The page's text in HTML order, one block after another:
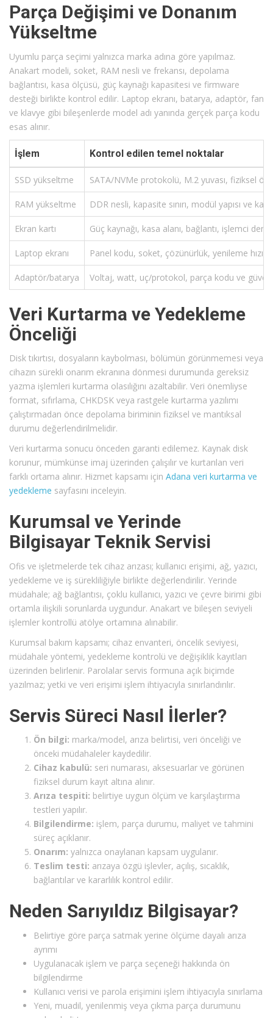
Parça Değişimi ve Donanım
Yükseltme
Uyumlu parça seçimi yalnızca marka adına göre yapılmaz.
Anakart modeli, soket, RAM nesli ve frekansı, depolama
bağlantısı, kasa ölçüsü, güç kaynağı kapasitesi ve firmware
desteği birlikte kontrol edilir. Laptop ekranı, batarya, adaptör, fan
ve klavye gibi bileşenlerde model adı yanında gerçek parça kodu
esas alınır.
İşlem Kontrol edilen temel noktalar
SSD yükseltme SATA/NVMe protokolü, M.2 yuvası, fiziksel
RAM yükseltme DDR nesli, kapasite sınırı, modül yapısı ve
Ekran kartı Güç kaynağı, kasa alanı, bağlantı, işlemci
Laptop ekranı Panel kodu, soket, çözünürlük, yenileme hızı
Adaptör/batarya Voltaj, watt, uç/protokol, parça kodu ve
Veri Kurtarma ve Yedekleme
Önceliği
Disk tıkırtısı, dosyaların kaybolması, bölümün görünmemesi veya
cihazın sürekli onarım ekranına dönmesi durumunda gereksiz
yazma işlemleri kurtarma olasılığını azaltabilir. Veri önemliyse
format, sıfırlama, CHKDSK veya rastgele kurtarma yazılımı
çalıştırmadan önce depolama biriminin fiziksel ve mantıksal
durumu değerlendirilmelidir.
Veri kurtarma sonucu önceden garanti edilemez. Kaynak disk
korunur, mümkünse imaj üzerinden çalışılır ve kurtarılan veri
farklı ortama alınır. Hizmet kapsamı için Adana veri kurtarma ve
yedekleme sayfasını inceleyin.
Kurumsal ve Yerinde
Bilgisayar Teknik Servisi
Ofis ve işletmelerde tek cihaz arızası; kullanıcı erişimi, ağ, yazıcı,
yedekleme ve iş sürekliliğiyle birlikte değerlendirilir. Yerinde
müdahale; ağ bağlantısı, çoklu kullanıcı, yazıcı ve çevre birimi gibi
ortamla ilişkili sorunlarda uygundur. Anakart ve bileşen seviyeli
işlemler kontrollü atölye ortamına alınabilir.
Kurumsal bakım kapsamı; cihaz envanteri, öncelik seviyesi,
müdahale yöntemi, yedekleme kontrolü ve değişiklik kayıtları
üzerinden belirlenir. Parolalar servis formuna açık biçimde
yazılmaz; yetki ve veri erişimi işlem ihtiyacıyla sınırlandırılır.
Servis Süreci Nasıl İlerler?
Ön bilgi: marka/model, arıza belirtisi, veri önceliği ve
önceki müdahaleler kaydedilir.
Cihaz kabulü: seri numarası, aksesuarlar ve görünen
fiziksel durum kayıt altına alınır.
Arıza tespiti: belirtiye uygun ölçüm ve karşılaştırma
testleri yapılır.
Bilgilendirme: işlem, parça durumu, maliyet ve tahmini
süreç açıklanır.
Onarım: yalnızca onaylanan kapsam uygulanır.
Teslim testi: arızaya özgü işlevler, açılış, sıcaklık,
bağlantılar ve kararlılık kontrol edilir.
Neden Sarıyıldız Bilgisayar?
Belirtiye göre parça satmak yerine ölçüme dayalı arıza
ayrımı
Uygulanacak işlem ve parça seçeneği hakkında ön
bilgilendirme
Kullanıcı verisi ve parola erişimini işlem ihtiyacıyla sınırlama
Yeni, muadil, yenilenmiş veya çıkma parça durumunu